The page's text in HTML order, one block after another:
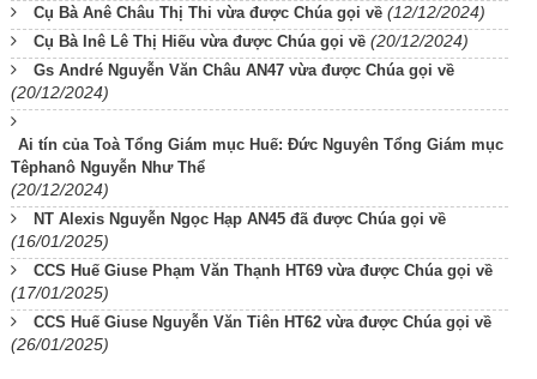
Cụ Bà Anê Châu Thị Thi vừa được Chúa gọi về (12/12/2024)
Cụ Bà Inê Lê Thị Hiếu vừa được Chúa gọi về (20/12/2024)
Gs André Nguyễn Văn Châu AN47 vừa được Chúa gọi về
(20/12/2024)
Ai tín của Toà Tổng Giám mục Huế: Đức Nguyên Tổng Giám mục
Têphanô Nguyễn Như Thể
(20/12/2024)
NT Alexis Nguyễn Ngọc Hạp AN45 đã được Chúa gọi về
(16/01/2025)
CCS Huế Giuse Phạm Văn Thạnh HT69 vừa được Chúa gọi về
(17/01/2025)
CCS Huế Giuse Nguyễn Văn Tiên HT62 vừa được Chúa gọi về
(26/01/2025)